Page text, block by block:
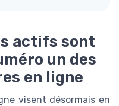
actifs sont
un des
en ligne
visent désormais en